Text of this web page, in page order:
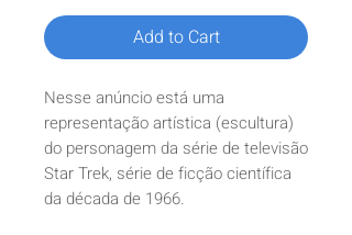
Add to Cart
Nesse anúncio está uma
representação artística (escultura)
do personagem da série de televisão
Star Trek, série de ficção científica
da década de 1966.